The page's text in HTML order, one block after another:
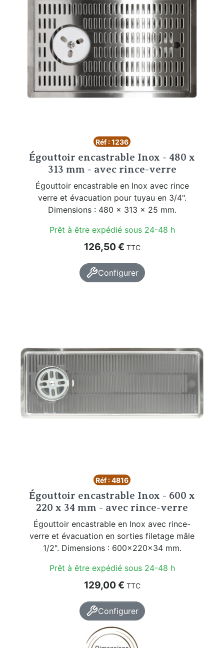
Réf : 1236
Égouttoir encastrable Inox - 480 x
313 mm - avec rince-verre
Égouttoir encastrable en Inox avec rince
verre et évacuation pour tuyau en 3/4".
Dimensions : 480 x 313 x 25 mm.
Prêt à être expédié sous 24-48 h
Prix
126,50 € TTC
Configurer
Réf : 4816
Égouttoir encastrable Inox - 600 x
220 x 34 mm - avec rince-verre
Égouttoir encastrable en Inox avec rince-
verre et évacuation en sorties filetage mâle
1/2". Dimensions : 600x220x34 mm.
Prêt à être expédié sous 24-48 h
Prix
129,00 € TTC
Configurer